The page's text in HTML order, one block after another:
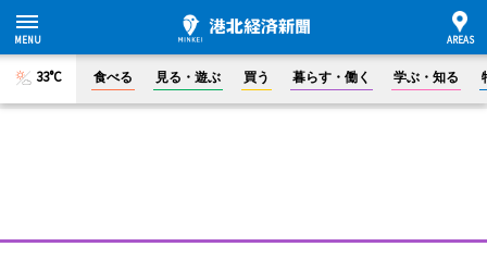
33°C 食べる 見る・遊ぶ 買う 暮らす・働く 学ぶ・知る